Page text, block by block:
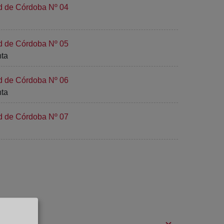
de Córdoba Nº 04
de Córdoba Nº 05
de Córdoba Nº 06
de Córdoba Nº 07